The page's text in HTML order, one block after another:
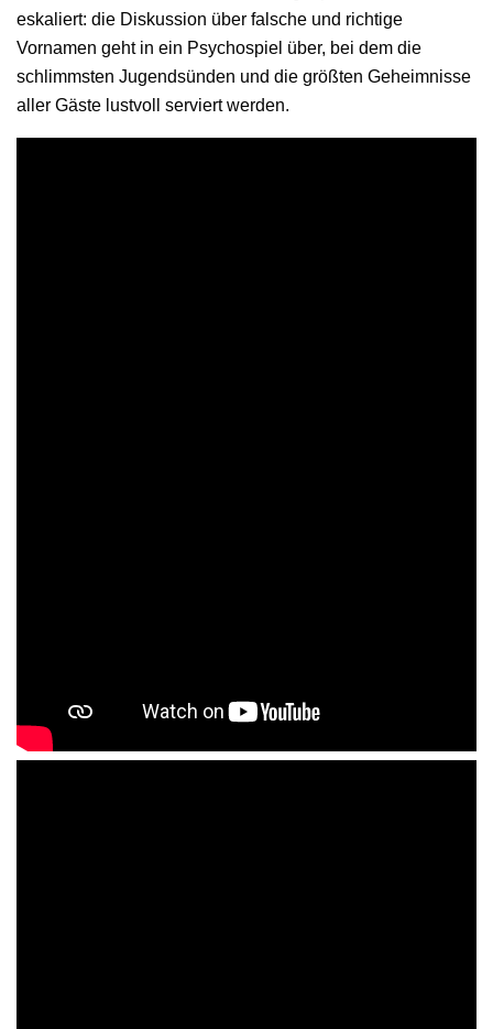
eskaliert: die Diskussion über falsche und richtige
Vornamen geht in ein Psychospiel über, bei dem die
schlimmsten Jugendsünden und die größten Geheimnisse
aller Gäste lustvoll serviert werden.